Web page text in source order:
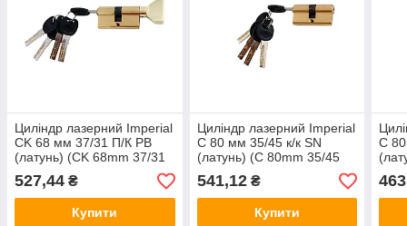
Циліндр лазерний Imperial
CK 68 мм 37/31 П/К РВ
(латунь) (CK 68mm 37/31
PB)
527,44 ₴
Купити
Циліндр лазерний Imperial
C 80 мм 35/45 к/к SN
(латунь) (C 80mm 35/45
SN)
541,12₴
Купити
C
SN)